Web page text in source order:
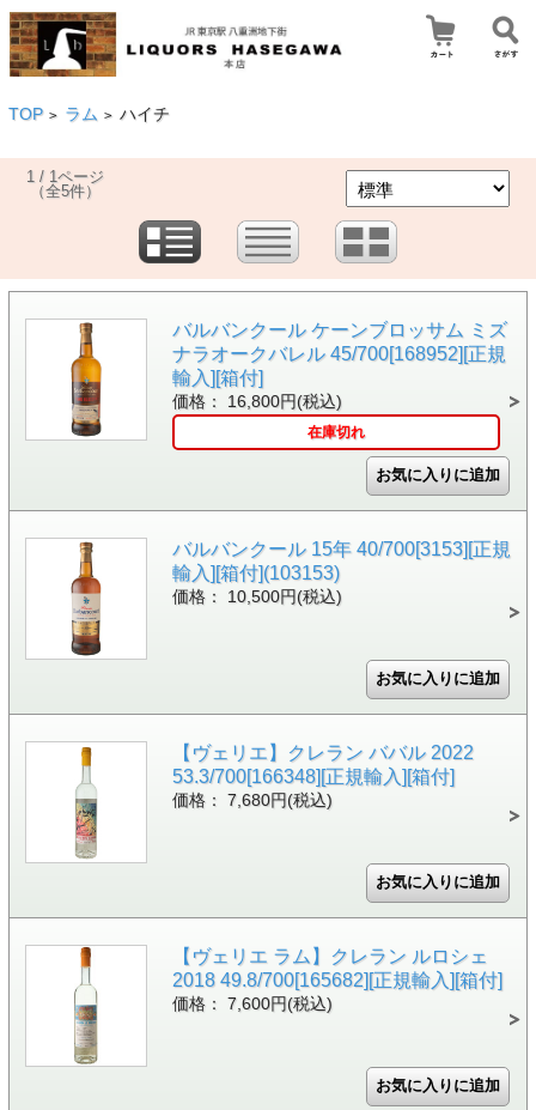
TOP > ラム > ハイチ
1 / 1ページ
（全5件）
バルバンクール ケーンブロッサム ミズ
ナラオークバレル 45/700[168952][正規
輸入][箱付]
価格： 16,800円(税込)
在庫切れ
バルバンクール 15年 40/700[3153][正規
輸入][箱付](103153)
価格： 10,500円(税込)
【ヴェリエ】クレラン ババル 2022
53.3/700[166348][正規輸入][箱付]
価格： 7,680円(税込)
【ヴェリエ ラム】クレラン ルロシェ
2018 49.8/700[165682][正規輸入][箱付]
価格： 7,600円(税込)